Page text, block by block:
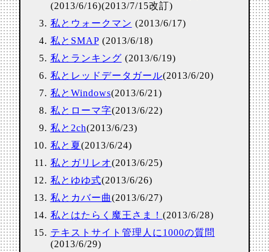
(2013/6/16)(2013/7/15改訂)
私とウォークマン (2013/6/17)
私とSMAP(2013/6/18)
私とランキング (2013/6/19)
私とレッドデータガール(2013/6/20)
私とWindows(2013/6/21)
私とローマ字(2013/6/22)
私と2ch(2013/6/23)
私と夏(2013/6/24)
私とガリレオ(2013/6/25)
私とゆゆ式(2013/6/26)
私とカバー曲(2013/6/27)
私とはたらく魔王さま！ (2013/6/28)
テキストサイト管理人に1000の質問
(2013/6/29)